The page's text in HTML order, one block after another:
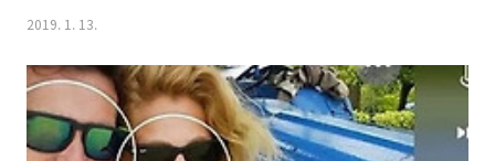
술 사진이 되고 연출을 하면 연출 사진이 됩니다. 대표적인 연출 사진이
패션 사진, 광고 사진, 예술 사진 등이 있습니다. 한때 한국 사진계는 리
얼리즘 사진 즉 보도, 다큐 사진만이 사진이고 메이킹 포토라고 하는 연
출 사진은 사진이 아니다라고 배척하던 시대가 있었습니다. 그러나 지금
2019. 1. 13.